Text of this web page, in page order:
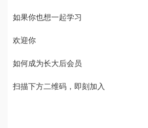
如果你也想一起学习
欢迎你
如何成为长大后会员
扫描下方二维码，即刻加入